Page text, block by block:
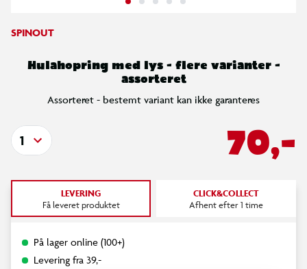
SPINOUT
Hulahopring med lys - flere varianter -
assorteret
Assorteret - bestemt variant kan ikke garanteres
70,-
1
LEVERING
Få leveret produktet
CLICK&COLLECT
Afhent efter 1 time
På lager online (100+)
Levering fra 39,-